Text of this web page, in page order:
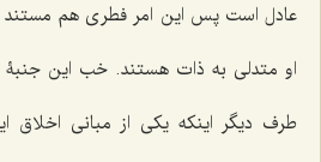
عادل است پس این امر فطرى هم
او متدلى به ذات هستند. خب این
طرف دیگر اینکه یکى از مبانى